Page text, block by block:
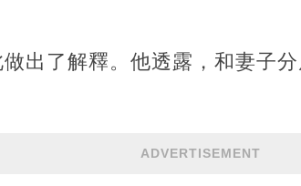
出了解釋。他透露，和妻子
ADVERTISEMENT